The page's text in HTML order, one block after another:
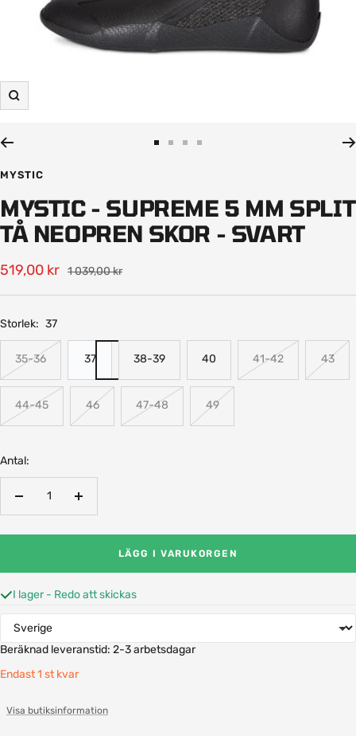
Zooma
1
2
3
4
MYSTIC
MYSTIC - SUPREME 5 MM SPLIT
TÅ NEOPREN SKOR - SVART
Rea-
pris
519,00 kr Pris
1 039,00 kr
Storlek: 37
35-36 37 38-39 40 41-42 43
44-45 46 47-48 49
Antal:
Öka
LÄGG I VARUKORGEN
I lager - Redo att skickas
Beräknad leveranstid: 2-3 arbetsdagar
Endast 1 st kvar
Visa butiksinformation